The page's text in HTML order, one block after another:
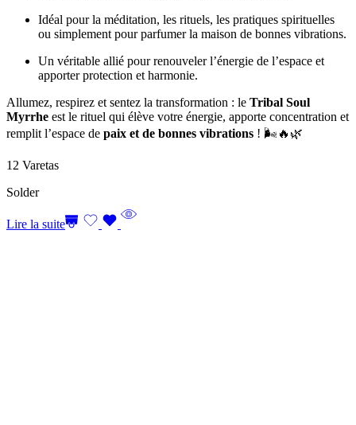
Idéal pour la méditation, les rituels, les pratiques spirituelles
ou simplement pour parfumer la maison de bonnes vibrations.
Un véritable allié pour renouveler l’énergie de l’espace et
apporter protection et harmonie.
Allumez, respirez et sentez la transformation : le Tribal Soul
Myrrhe est le rituel qui élève votre énergie, apporte concentration et
remplit l’espace de paix et de bonnes vibrations ! 🌬️🔥🌿
12 Varetas
Solder
Lire la suite